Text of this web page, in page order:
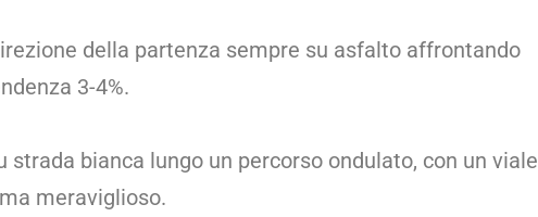
della partenza sempre su asfalto affrontando
3-4%.
strada bianca lungo un percorso ondulato, con un viale
meraviglioso.